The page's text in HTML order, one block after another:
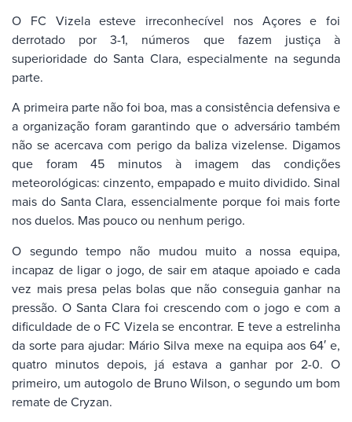
O FC Vizela esteve irreconhecível nos Açores e foi
derrotado por 3-1, números que fazem justiça à
superioridade do Santa Clara, especialmente na segunda
parte.
A primeira parte não foi boa, mas a consistência defensiva e
a organização foram garantindo que o adversário também
não se acercava com perigo da baliza vizelense. Digamos
que foram 45 minutos à imagem das condições
meteorológicas: cinzento, empapado e muito dividido. Sinal
mais do Santa Clara, essencialmente porque foi mais forte
nos duelos. Mas pouco ou nenhum perigo.
O segundo tempo não mudou muito a nossa equipa,
incapaz de ligar o jogo, de sair em ataque apoiado e cada
vez mais presa pelas bolas que não conseguia ganhar na
pressão. O Santa Clara foi crescendo com o jogo e com a
dificuldade de o FC Vizela se encontrar. E teve a estrelinha
da sorte para ajudar: Mário Silva mexe na equipa aos 64′ e,
quatro minutos depois, já estava a ganhar por 2-0. O
primeiro, um autogolo de Bruno Wilson, o segundo um bom
remate de Cryzan.